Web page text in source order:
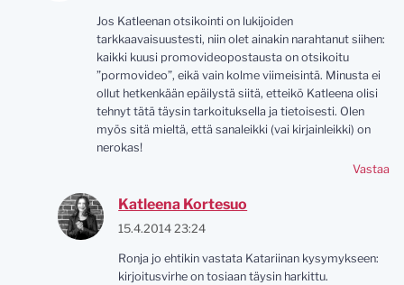
Jos Katleenan otsikointi on lukijoiden
tarkkaavaisuustesti, niin olet ainakin narahtanut siihen:
kaikki kuusi promovideopostausta on otsikoitu
”pormovideo”, eikä vain kolme viimeisintä. Minusta ei
ollut hetkenkään epäilystä siitä, etteikö Katleena olisi
tehnyt tätä täysin tarkoituksella ja tietoisesti. Olen
myös sitä mieltä, että sanaleikki (vai kirjainleikki) on
nerokas!
Vastaa
Katleena Kortesuo
15.4.2014 23:24
Ronja jo ehtikin vastata Katariinan kysymykseen:
kirjoitusvirhe on tosiaan täysin harkittu.